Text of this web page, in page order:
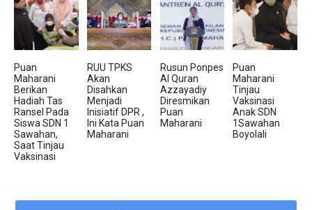
Puan
Maharani
Berikan
Hadiah Tas
Ransel Pada
Siswa SDN 1
Sawahan,
Saat Tinjau
Vaksinasi
RUU TPKS
Akan
Disahkan
Menjadi
Inisiatif DPR ,
Ini Kata Puan
Maharani
Rusun Ponpes
Al Quran
Azzayadiy
Diresmikan
Puan
Maharani
Puan
Maharani
Tinjau
Vaksinasi
Anak SDN
1Sawahan
Boyolali